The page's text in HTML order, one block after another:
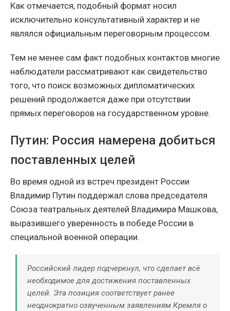
Как отмечается, подобный формат носил
исключительно консультативный характер и не
являлся официальным переговорным процессом.
Тем не менее сам факт подобных контактов многие
наблюдатели рассматривают как свидетельство
того, что поиск возможных дипломатических
решений продолжается даже при отсутствии
прямых переговоров на государственном уровне.
Путин: Россия намерена добиться
поставленных целей
Во время одной из встреч президент России
Владимир Путин поддержал слова председателя
Союза театральных деятелей Владимира Машкова,
выразившего уверенность в победе России в
специальной военной операции.
Российский лидер подчеркнул, что сделает всё
необходимое для достижения поставленных
целей. Эта позиция соответствует ранее
неоднократно озвученным заявлениям Кремля о